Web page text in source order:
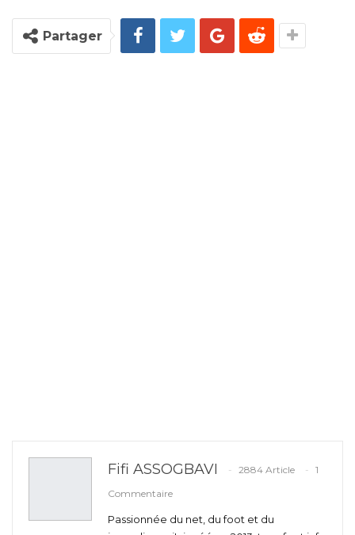
Partager
Fifi ASSOGBAVI 2884 Article
1
Commentaire
Passionnée du net, du foot et du